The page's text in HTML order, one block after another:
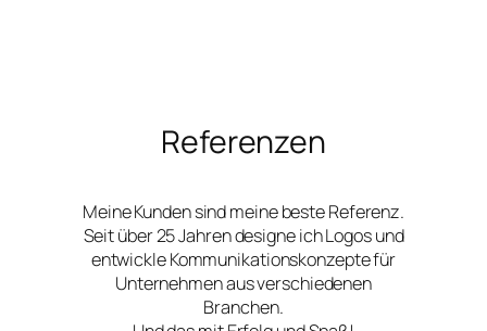
Referenzen
Meine Kunden sind meine beste Referenz.
Seit über 25 Jahren designe ich Logos und
entwickle Kommunikationskonzepte für
Unternehmen aus verschiedenen
Branchen.